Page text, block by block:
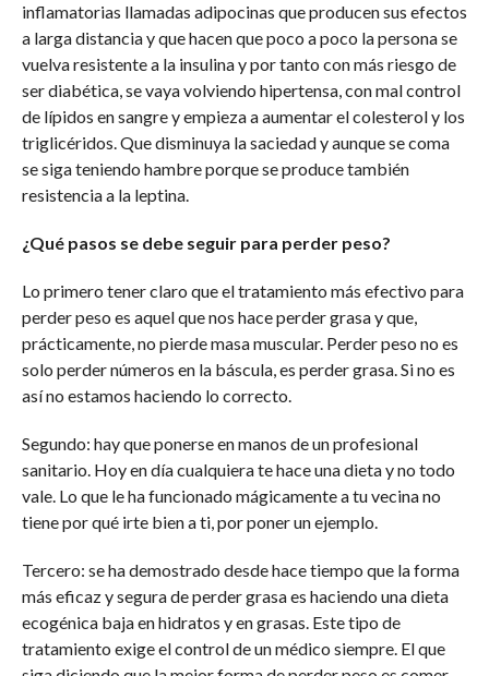
inflamatorias llamadas adipocinas que producen sus efectos
a larga distancia y que hacen que poco a poco la persona se
vuelva resistente a la insulina y por tanto con más riesgo de
ser diabética, se vaya volviendo hipertensa, con mal control
de lípidos en sangre y empieza a aumentar el colesterol y los
triglicéridos. Que disminuya la saciedad y aunque se coma
se siga teniendo hambre porque se produce también
resistencia a la leptina.
¿Qué pasos se debe seguir para perder peso?
Lo primero tener claro que el tratamiento más efectivo para
perder peso es aquel que nos hace perder grasa y que,
prácticamente, no pierde masa muscular. Perder peso no es
solo perder números en la báscula, es perder grasa. Si no es
así no estamos haciendo lo correcto.
Segundo: hay que ponerse en manos de un profesional
sanitario. Hoy en día cualquiera te hace una dieta y no todo
vale. Lo que le ha funcionado mágicamente a tu vecina no
tiene por qué irte bien a ti, por poner un ejemplo.
Tercero: se ha demostrado desde hace tiempo que la forma
más eficaz y segura de perder grasa es haciendo una dieta
ecogénica baja en hidratos y en grasas. Este tipo de
tratamiento exige el control de un médico siempre. El que